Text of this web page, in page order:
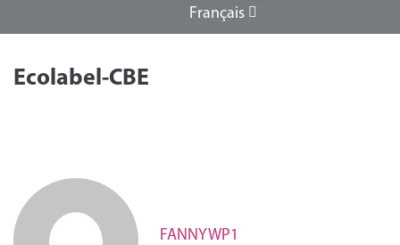
Français
Ecolabel-CBE
FANNYWP1